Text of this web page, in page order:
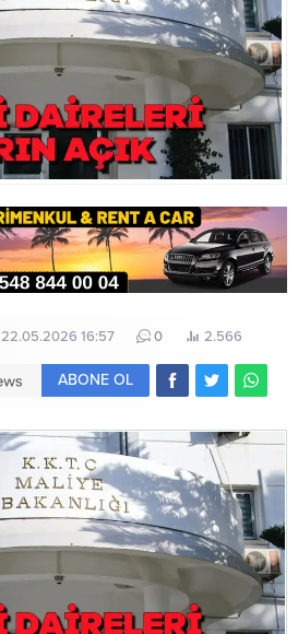
22.05.2026 16:57 0 2.566
ABONE OL